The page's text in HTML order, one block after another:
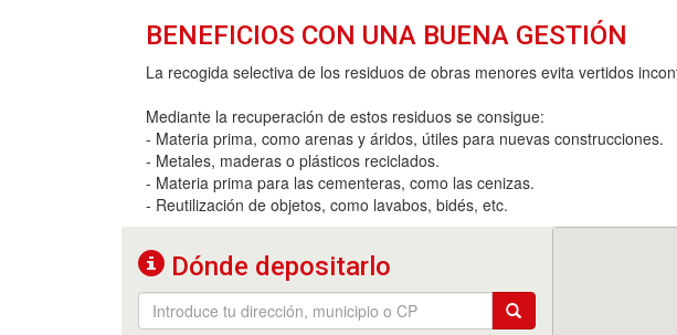
BENEFICIOS CON UNA BUENA GESTIÓN
La recogida selectiva de los residuos de obras menores evita vertidos
Mediante la recuperación de estos residuos se consigue:
- Materia prima, como arenas y áridos, útiles para nuevas construcciones.
- Metales, maderas o plásticos reciclados.
- Materia prima para las cementeras, como las cenizas.
- Reutilización de objetos, como lavabos, bidés, etc.
Dónde depositarlo